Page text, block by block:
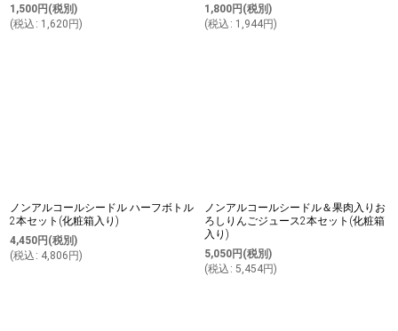
1,500円 (税別)
(税込 : 1,620 円)
1,800円 (税別)
(税込 : 1,944円)
ノンアルコールシードル ハーフボトル
2本セット(化粧箱入り)
4,450円 (税別)
(税込 : 4,806 円)
ノンアルコールシードル＆果肉入りお
ろしりんごジュース2本セット(化粧箱
入り)
5,050円 (税別)
(税込 : 5,454円)